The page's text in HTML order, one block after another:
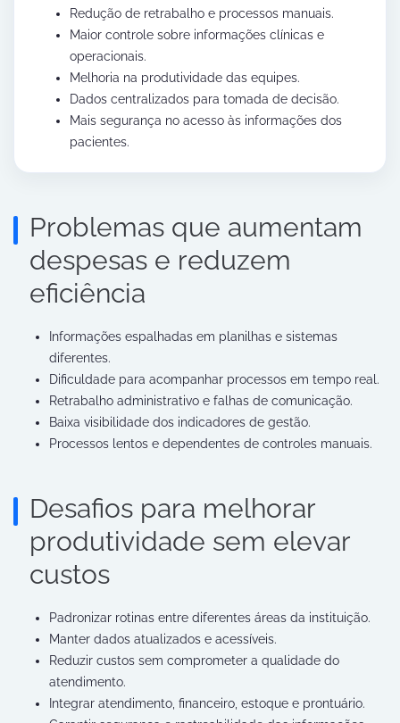
Redução de retrabalho e processos manuais.
Maior controle sobre informações clínicas e
operacionais.
Melhoria na produtividade das equipes.
Dados centralizados para tomada de decisão.
Mais segurança no acesso às informações dos
pacientes.
Problemas que aumentam
despesas e reduzem
eficiência
Informações espalhadas em planilhas e sistemas
diferentes.
Dificuldade para acompanhar processos em tempo real.
Retrabalho administrativo e falhas de comunicação.
Baixa visibilidade dos indicadores de gestão.
Processos lentos e dependentes de controles manuais.
Desafios para melhorar
produtividade sem elevar
custos
Padronizar rotinas entre diferentes áreas da instituição.
Manter dados atualizados e acessíveis.
Reduzir custos sem comprometer a qualidade do
atendimento.
Integrar atendimento, financeiro, estoque e prontuário.